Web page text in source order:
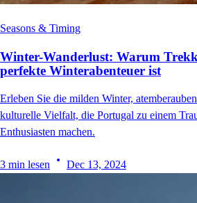
Seasons & Timing
Winter-Wanderlust: Warum
perfekte Winterabenteuer ist
Erleben Sie die milden Winter,
kulturelle Vielfalt, die Portugal zu einem
Enthusiasten machen.
3 min lesen Dec 13, 2024